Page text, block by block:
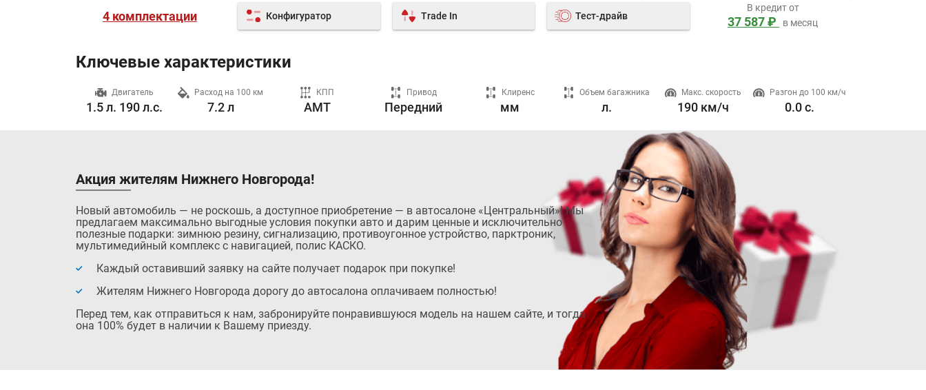
4 комплектации Конфигуратор Trade In Тест-драйв
В кредит от
37 587 ₽ в месяц
Ключевые характеристики
Двигатель
1.5 л. 190 л.с.
Расход на 100 км
7.2 л
КПП
AMT
Привод
Передний
Клиренс
мм
Объем багажника
л.
Макс. скорость
190 км/ч
Разгон до 100 км/ч
0.0 с.
Акция жителям Нижнего Новгорода!
Новый автомобиль — не роскошь, а доступное приобретение — в автосалоне «Центральный»! Мы
предлагаем максимально выгодные условия покупки авто и дарим ценные и исключительно
полезные подарки: зимнюю резину, сигнализацию, противоугонное устройство, парктроник,
мультимедийный комплекс с навигацией, полис КАСКО.
Каждый оставивший заявку на сайте получает подарок при покупке!
Жителям Нижнего Новгорода дорогу до автосалона оплачиваем полностью!
Перед тем, как отправиться к нам, забронируйте понравившуюся модель на нашем сайте, и тогда
она 100% будет в наличии к Вашему приезду.